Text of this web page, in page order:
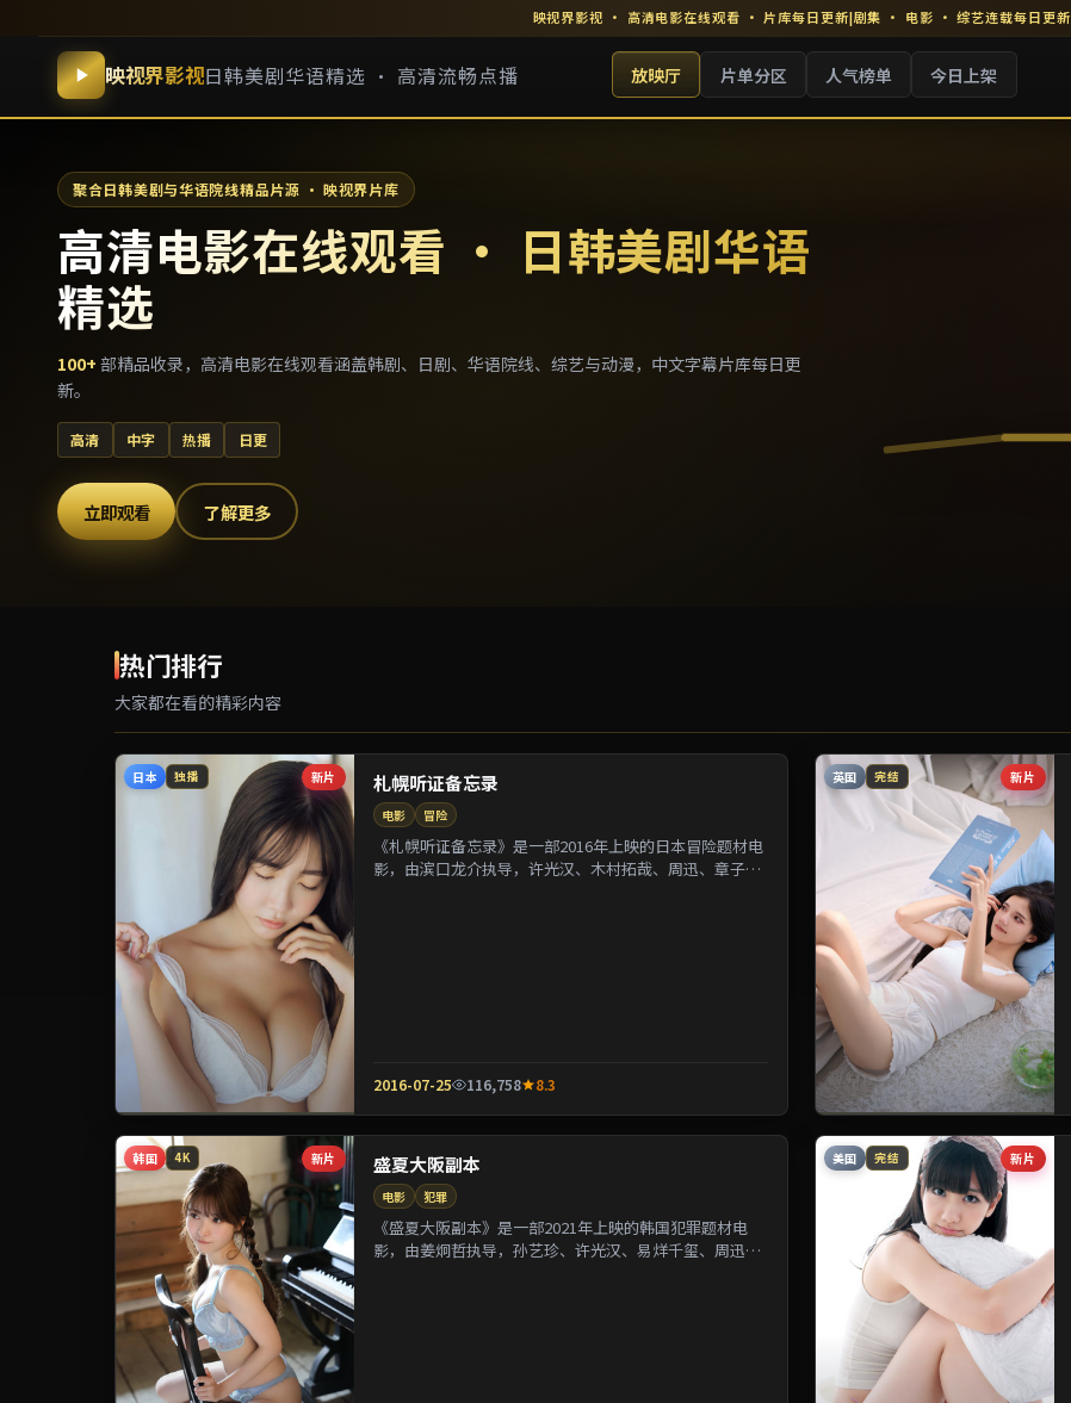
映视界影视 · 高清电影在线观看 · 片库每日更新|剧集 · 电影 · 综艺连载每日更新
映视界影视日韩美剧华语精选 · 高清流畅点播 放映厅 片单分区 人气榜单 今日上架
聚合日韩美剧与华语院线精品片源 · 映视界片库
高清电影在线观看 · 日韩美剧华语
精选
100+ 部精品收录， 高清电影在线观看涵盖韩剧、日剧、华语院线、综艺与动漫，中文字幕片库每日更
新。
高清 中字 热播 日更
立即观看 了解更多
热门排行
大家都在看的精彩内容
新片
日本 独播 札幌听证备忘录
电影 冒险
《札幌听证备忘录》是一部2016年上映的日本冒险题材电
影，由滨口龙介执导，许光汉、木村拓哉、周迅、章子怡
2016-07-25 116,758 8.3
新片
英国 完结
新片
韩国 4K 盛夏大阪副本
电影 犯罪
《盛夏大阪副本》是一部2021年上映的韩国犯罪题材电
影，由姜炯哲执导，孙艺珍、许光汉、易烊千玺、周迅等
新片
美国 完结